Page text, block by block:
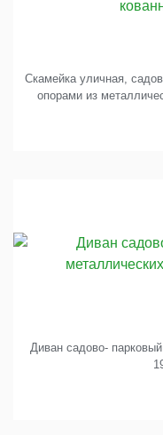
Скамейка уличная,
опорами из
Диван садово-